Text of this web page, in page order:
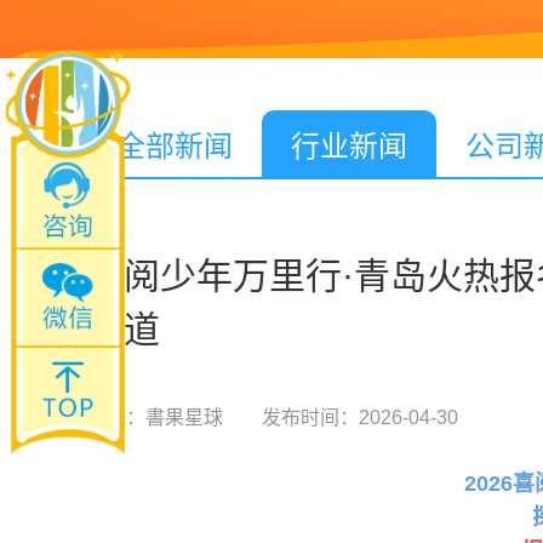
全部新闻 行业新闻 公司
喜阅少年万里行·青岛火热
通道
来源：書果星球 发布时间：2026-04-30
2026喜